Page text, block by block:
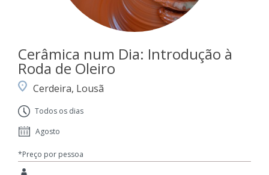
Cerâmica num Dia: Introdução à
Roda de Oleiro
Cerdeira, Lousã
Todos os dias
Agosto
*Preço por pessoa